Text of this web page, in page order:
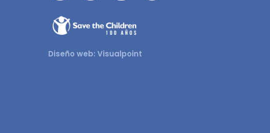
Diseño web: Visualpoint